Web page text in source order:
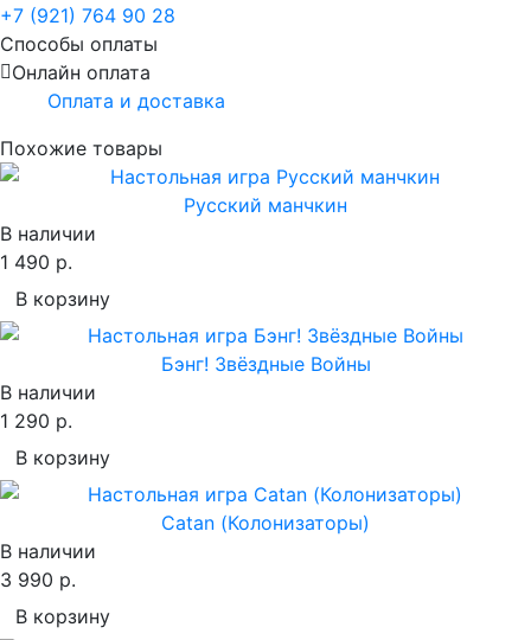
+7 (921) 764 90 28
Способы оплаты
Онлайн оплата
Оплата и доставка
Похожие товары
Русский манчкин
В наличии
1 490 р.
В корзину
Бэнг! Звёздные Войны
В наличии
1 290 р.
В корзину
Catan (Колонизаторы)
В наличии
3 990 р.
В корзину